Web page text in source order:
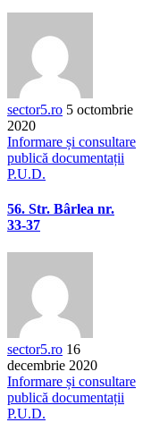
sector5.ro 5 octombrie
2020
Informare și consultare
publică documentații
P.U.D.
56. Str. Bârlea nr.
33-37
sector5.ro 16
decembrie 2020
Informare și consultare
publică documentații
P.U.D.